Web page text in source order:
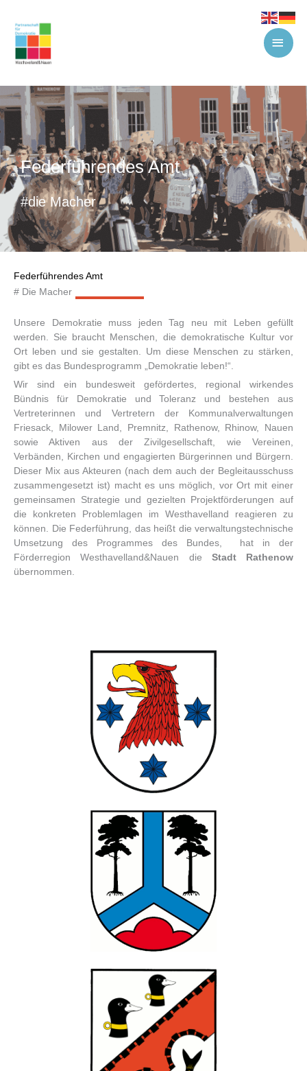
Inhalt
springen
Federführendes Amt
#die Macher
Federführendes Amt
# Die Macher
Unsere Demokratie muss jeden Tag neu mit Leben gefüllt
werden. Sie braucht Menschen, die demokratische Kultur vor
Ort leben und sie gestalten. Um diese Menschen zu stärken,
gibt es das Bundesprogramm „Demokratie leben!“.
Wir sind ein bundesweit gefördertes, regional wirkendes
Bündnis für Demokratie und Toleranz und bestehen aus
Vertreterinnen und Vertretern der Kommunalverwaltungen
Friesack, Milower Land, Premnitz, Rathenow, Rhinow, Nauen
sowie Aktiven aus der Zivilgesellschaft, wie Vereinen,
Verbänden, Kirchen und engagierten Bürgerinnen und Bürgern.
Dieser Mix aus Akteuren (nach dem auch der Begleitausschuss
zusammengesetzt ist) macht es uns möglich, vor Ort mit einer
gemeinsamen Strategie und gezielten Projektförderungen auf
die konkreten Problemlagen im Westhavelland reagieren zu
können. Die Federführung, das heißt die verwaltungstechnische
Umsetzung des Programmes des Bundes, hat in der
Förderregion Westhavelland&Nauen die Stadt Rathenow
übernommen.